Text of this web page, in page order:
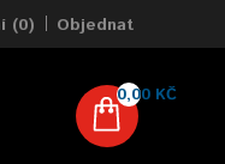
(0) Objednat
0,00 KČ